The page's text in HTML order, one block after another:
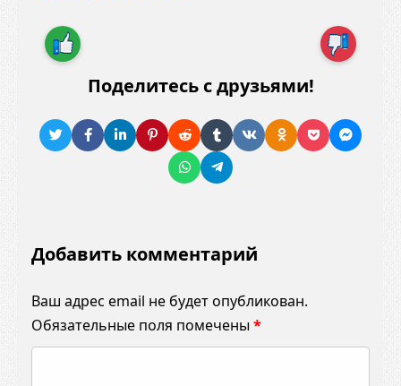
Поделитесь с друзьями!
Добавить комментарий
Ваш адрес email не будет опубликован.
Обязательные поля помечены *